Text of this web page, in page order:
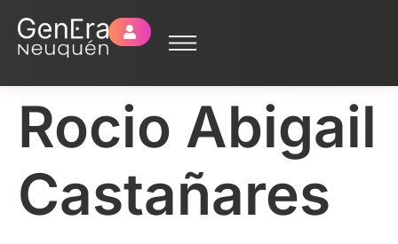
Rocio Abigail
Castañares